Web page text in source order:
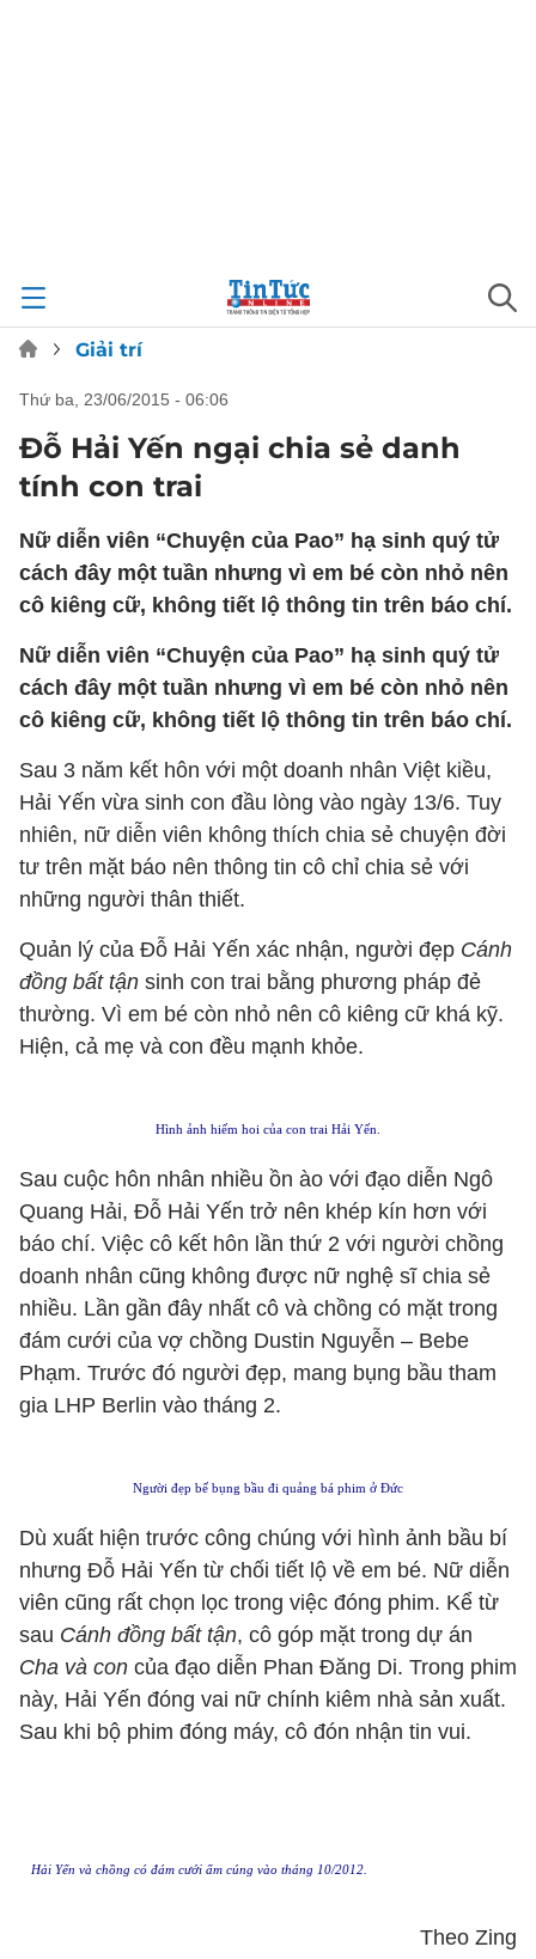
Giải trí
thứ ba, 23/06/2015 - 06:06
Đỗ Hải Yến ngại chia sẻ danh
tính con trai
Nữ diễn viên “Chuyện của Pao” hạ sinh quý tử
cách đây một tuần nhưng vì em bé còn nhỏ nên
cô kiêng cữ, không tiết lộ thông tin trên báo chí.
Nữ diễn viên “Chuyện của Pao” hạ sinh quý tử
cách đây một tuần nhưng vì em bé còn nhỏ nên
cô kiêng cữ, không tiết lộ thông tin trên báo chí.
Sau 3 năm kết hôn với một doanh nhân Việt kiều,
Hải Yến vừa sinh con đầu lòng vào ngày 13/6. Tuy
nhiên, nữ diễn viên không thích chia sẻ chuyện đời
tư trên mặt báo nên thông tin cô chỉ chia sẻ với
những người thân thiết.
Quản lý của Đỗ Hải Yến xác nhận, người đẹp Cánh
đồng bất tận sinh con trai bằng phương pháp đẻ
thường. Vì em bé còn nhỏ nên cô kiêng cữ khá kỹ.
Hiện, cả mẹ và con đều mạnh khỏe.
Hình ảnh hiếm hoi của con trai Hải Yến.
Sau cuộc hôn nhân nhiều ồn ào với đạo diễn Ngô
Quang Hải, Đỗ Hải Yến trở nên khép kín hơn với
báo chí. Việc cô kết hôn lần thứ 2 với người chồng
doanh nhân cũng không được nữ nghệ sĩ chia sẻ
nhiều. Lần gần đây nhất cô và chồng có mặt trong
đám cưới của vợ chồng Dustin Nguyễn – Bebe
Phạm. Trước đó người đẹp, mang bụng bầu tham
gia LHP Berlin vào tháng 2.
Người đẹp bế bụng bầu đi quảng bá phim ở Đức
Dù xuất hiện trước công chúng với hình ảnh bầu bí
nhưng Đỗ Hải Yến từ chối tiết lộ về em bé. Nữ diễn
viên cũng rất chọn lọc trong việc đóng phim. Kể từ
sau Cánh đồng bất tận, cô góp mặt trong dự án
Cha và con của đạo diễn Phan Đăng Di. Trong phim
này, Hải Yến đóng vai nữ chính kiêm nhà sản xuất.
Sau khi bộ phim đóng máy, cô đón nhận tin vui.
Hải Yến và chồng có đám cưới ấm cúng vào tháng 10/2012.
Theo Zing